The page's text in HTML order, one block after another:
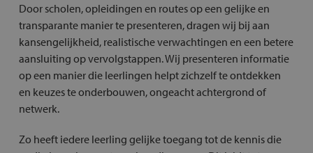
Door scholen, opleidingen en routes op een gelijke en
transparante manier te presenteren, dragen wij bij aan
kansengelijkheid, realistische verwachtingen en een betere
aansluiting op vervolgstappen. Wij presenteren informatie
op een manier die leerlingen helpt zichzelf te ontdekken
en keuzes te onderbouwen, ongeacht achtergrond of
netwerk.
Zo heeft iedere leerling gelijke toegang tot de kennis die